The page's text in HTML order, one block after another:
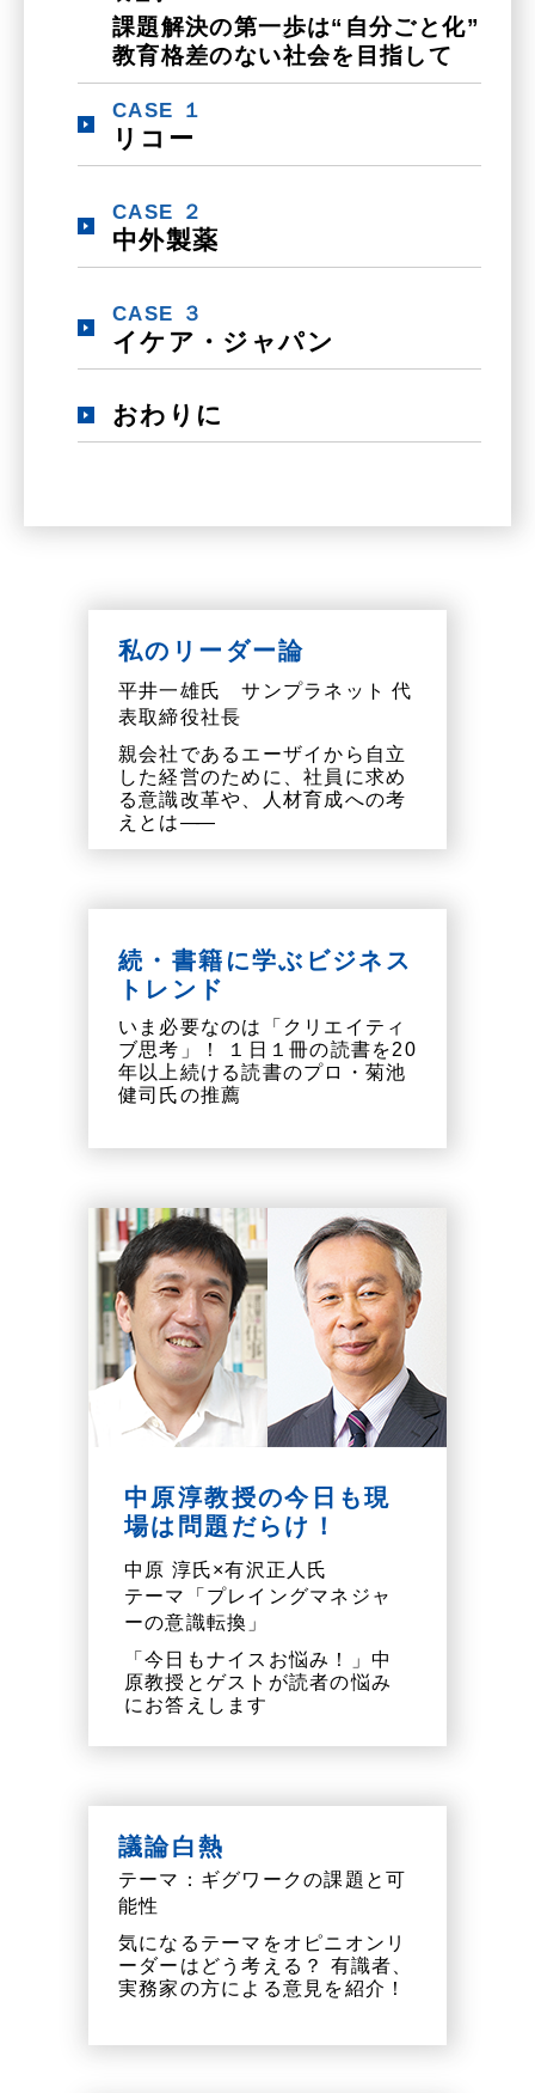
課題解決の第一歩は“自分ごと化”
教育格差のない社会を目指して
CASE １
リコー
CASE ２
中外製薬
CASE ３
イケア・ジャパン
おわりに
私のリーダー論
平井一雄氏 サンプラネット 代
表取締役社長
親会社であるエーザイから自立
した経営のために、社員に求め
る意識改革や、人材育成への考
えとは――
続・書籍に学ぶビジネス
トレンド
いま必要なのは「クリエイティ
ブ思考」！ １日１冊の読書を20
年以上続ける読書のプロ・菊池
健司氏の推薦
中原淳教授の今日も現
場は問題だらけ！
中原 淳氏×有沢正人氏
テーマ「プレイングマネジャ
ーの意識転換」
「今日もナイスお悩み！」中
原教授とゲストが読者の悩み
にお答えします
議論白熱
テーマ：ギグワークの課題と可
能性
気になるテーマをオピニオンリ
ーダーはどう考える？ 有識者、
実務家の方による意見を紹介！